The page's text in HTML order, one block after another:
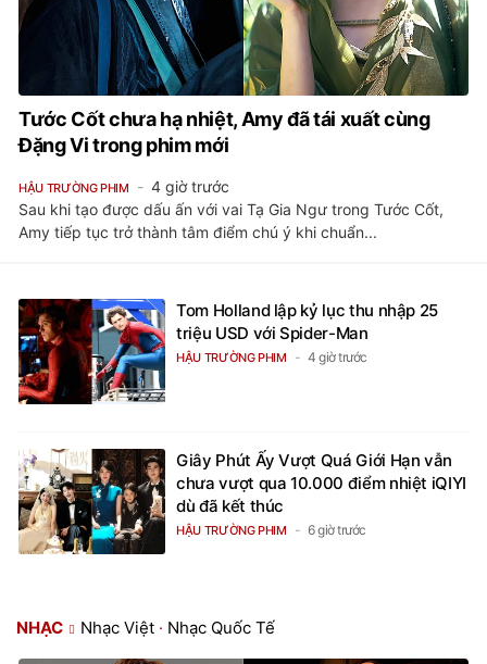
Tước Cốt chưa hạ nhiệt, Amy đã tái xuất cùng
Đặng Vi trong phim mới
HẬU TRƯỜNG PHIM
4 giờ trước
Sau khi tạo được dấu ấn với vai Tạ Gia Ngư trong Tước Cốt,
Amy tiếp tục trở thành tâm điểm chú ý khi chuẩn...
Tom Holland lập kỷ lục thu nhập 25
triệu USD với Spider-Man
HẬU TRƯỜNG PHIM 4 giờ trước
Giây Phút Ấy Vượt Quá Giới Hạn vẫn
chưa vượt qua 10.000 điểm nhiệt iQIYI
dù đã kết thúc
HẬU TRƯỜNG PHIM 6 giờ trước
NHẠC Nhạc Việt · Nhạc Quốc Tế